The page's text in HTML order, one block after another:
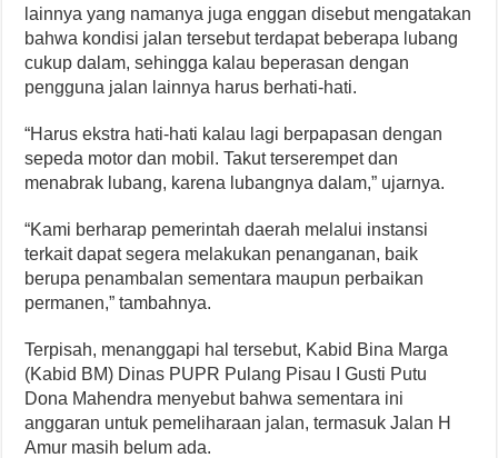
lainnya yang namanya juga enggan disebut mengatakan
bahwa kondisi jalan tersebut terdapat beberapa lubang
cukup dalam, sehingga kalau beperasan dengan
pengguna jalan lainnya harus berhati-hati.
“Harus ekstra hati-hati kalau lagi berpapasan dengan
sepeda motor dan mobil. Takut terserempet dan
menabrak lubang, karena lubangnya dalam,” ujarnya.
“Kami berharap pemerintah daerah melalui instansi
terkait dapat segera melakukan penanganan, baik
berupa penambalan sementara maupun perbaikan
permanen,” tambahnya.
Terpisah, menanggapi hal tersebut, Kabid Bina Marga
(Kabid BM) Dinas PUPR Pulang Pisau I Gusti Putu
Dona Mahendra menyebut bahwa sementara ini
anggaran untuk pemeliharaan jalan, termasuk Jalan H
Amur masih belum ada.